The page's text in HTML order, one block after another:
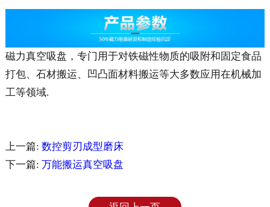
磁力真空吸盘，专门用于对铁磁性物质的吸附和固定食品
打包、石材搬运、凹凸面材料搬运等大多数应用在机械加
工等领域.
上一篇: 数控剪刃成型磨床
下一篇: 万能搬运真空吸盘